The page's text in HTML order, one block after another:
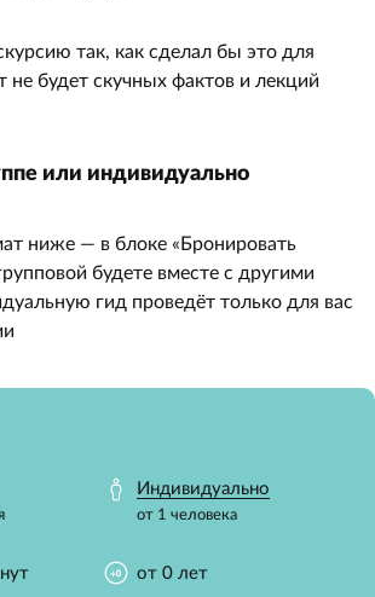
так, как сделал бы это для
не будет скучных фактов и лекций
или индивидуально
ниже — в блоке «Бронировать
будете вместе с другими
гид проведёт только для вас
Индивидуально
от 1 человека
от 0 лет